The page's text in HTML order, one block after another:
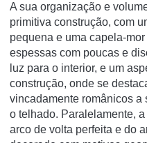
A sua organização e
primitiva construção, com
pequena e uma capela-
espessas com poucas e
luz para o interior, e um
construção, onde se
vincadamente românicos a
o telhado. Paralelamente,
arco de volta perfeita e do